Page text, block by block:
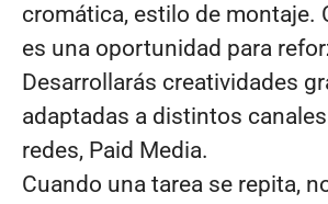
cromática, estilo de montaje.
es una oportunidad para
Desarrollarás creatividades
adaptadas a distintos
redes, Paid Media.
Cuando una tarea se repita,